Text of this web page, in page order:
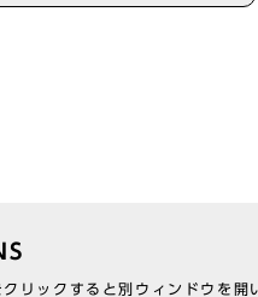
リックすると別ウィンドウを開